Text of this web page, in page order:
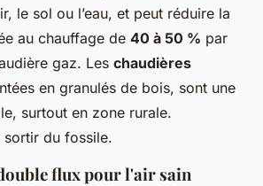
le sol ou l’eau, et peut réduire la
au chauffage de 40 à 50 % par
gaz. Les chaudières
en granulés de bois, sont une
surtout en zone rurale.
sortir du fossile.
flux pour l'air sain